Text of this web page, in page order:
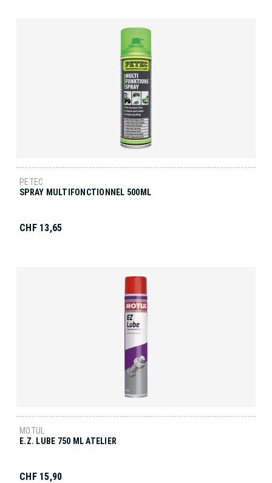
PETEC
SPRAY MULTIFONCTIONNEL 500ML
CHF 13,65
MOTUL
E.Z. LUBE 750 ML ATELIER
CHF 15,90